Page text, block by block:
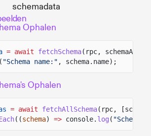
schemadata
Ophalen
= await fetchSchema(rpc,
( "Schema name:" , schema.name);
Ophalen
= await fetchAllSchema(rpc,
((schema) => console. log ( "Schema:"